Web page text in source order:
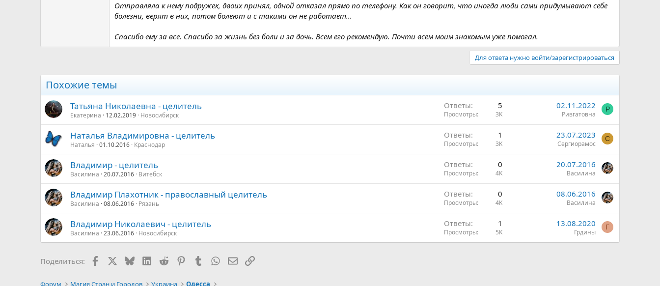
Отправляла к нему подружек, двоих принял, одной отказал прямо по телефону. Как он говорит, что иногда люди сами придумывают себе
болезни, верят в них, потом болеют и с такими он не работает...
Спасибо ему за все. Спасибо за жизнь без боли и за дочь. Всем его рекомендую. Почти всем моим знакомым уже помогал.
Для ответа нужно войти/зарегистрироваться
Похожие темы
Татьяна Николаевна - целитель
Екатерина 12.02.2019 Новосибирск
Ответы 5
Просмотры 3K
02.11.2022
Ривгатовна
Р
Наталья Владимировна - целитель
Наталья 01.10.2016 Краснодар
Ответы 1
Просмотры 3K
23.07.2023
Сергиорамос
С
Владимир - целитель
Василина 20.07.2016 Витебск
Ответы 0
Просмотры 4K
20.07.2016
Василина
Владимир Плахотник - православный целитель
Василина 08.06.2016 Рязань
Ответы 0
Просмотры 4K
08.06.2016
Василина
Владимир Николаевич - целитель
Василина 23.06.2016 Новосибирск
Ответы 1
Просмотры 5K
13.08.2020
Грдины
Г
Поделиться: Facebook BlueskyLinkedIn
Reddit PinterestTumblrWhatsAppЭлектронная почта
Ссылка
Форум Магия Стран и Городов Украина Одесса